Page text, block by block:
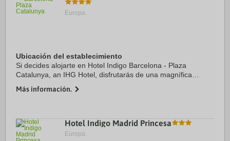
Europa.
Ubicación del establecimiento
Si decides alojarte en Hotel Indigo Barcelona - Plaza
Catalunya, an IHG Hotel, disfrutarás de una magnífica
a pie de Plaza de Catalunya y La ...
Más información.
Hotel Indigo Madrid Princesa
Europa.